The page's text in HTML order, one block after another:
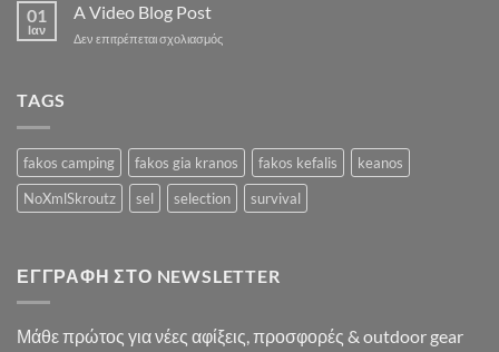
Post
01
Ιαν
A Video Blog Post
Δεν επιτρέπεται σχολιασμόςστο
TAGS
fakos camping fakos gia kranos fakos kefalis
keanos
NoXmlSkroutz
sel selection survival
ΕΓΓΡΑΦΉ ΣΤΟ NEWSLETTER
Μάθε πρώτος για νέες αφίξεις, προσφορές & outdoor gear